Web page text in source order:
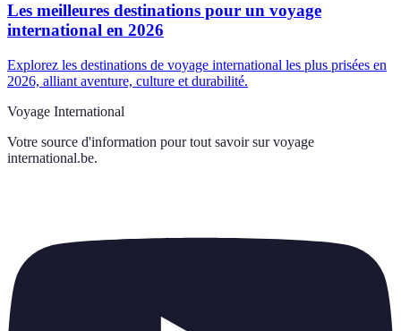
Les meilleures destinations pour un voyage
international en 2026
Explorez les destinations de voyage international les plus prisées en
2026, alliant aventure, culture et durabilité.
Voyage International
Votre source d'information pour tout savoir sur voyage
international.be.